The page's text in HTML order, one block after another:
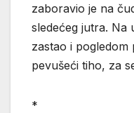
zaboravio je na
sledećeg jutra. Na
zastao i
pevušeći tiho, za
*